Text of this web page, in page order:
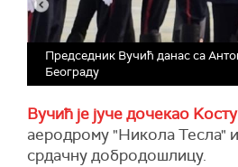
Председник Вучић данас са
Београду
Вучић је јуче дочекао Kосту
аеродрому "Никола Тесла"
срдачну добродошлицу.